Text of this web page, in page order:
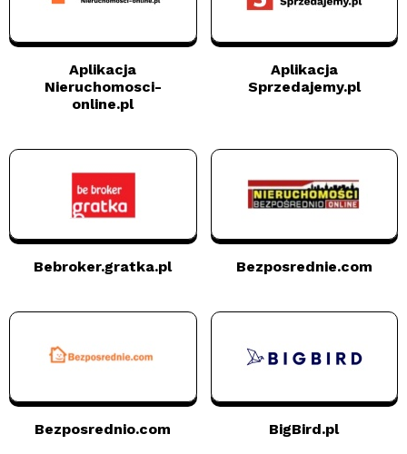
Aplikacja
Nieruchomosci-
online.pl
Aplikacja
Sprzedajemy.pl
Bebroker.gratka.pl Bezposrednie.com
Bezposrednio.com BigBird.pl